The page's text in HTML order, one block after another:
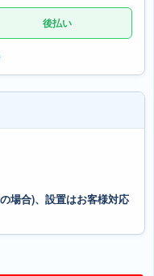
後払い
場合)、設置はお客様対応